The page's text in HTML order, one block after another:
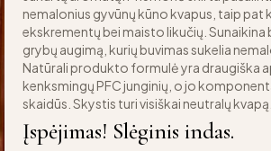
nemalonius gyvūnų kūno kvapus, taip pat
ekskrementų bei maisto likučių. Sunaikina
grybų augimą, kurių buvimas sukelia
Natūrali produkto formulė yra draugiška
kenksmingų PFC junginių, o jo
skaidūs. Skystis turi visiškai neutralų kvapą.
Įspėjimas! Slėginis indas.